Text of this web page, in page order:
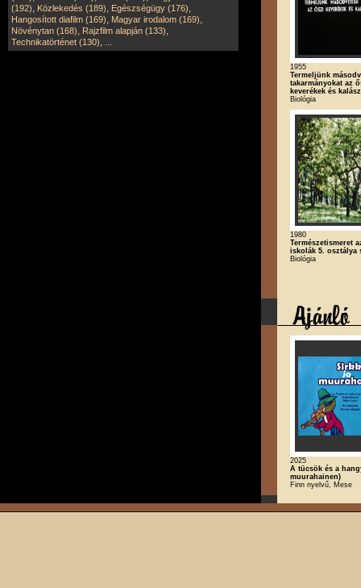
(192), Közlekedés (189), Egészségügy (176),
Hangosított diafilm (169), Magyar irodalom (169),
Növénytan (168), Rajzfilm alapján (133),
Technikatörténet (130),
1955
Termeljünk
takarmányokat az
keverékek és
Biológia
1980
Természetismeret
iskolák 5. osztálya
Biológia
2025
A tücsök és a
muurahainen)
Finn nyelvű, Mese